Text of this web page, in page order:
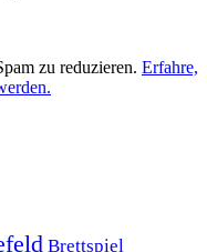
zu reduzieren. Erfahre,
Brettspiel